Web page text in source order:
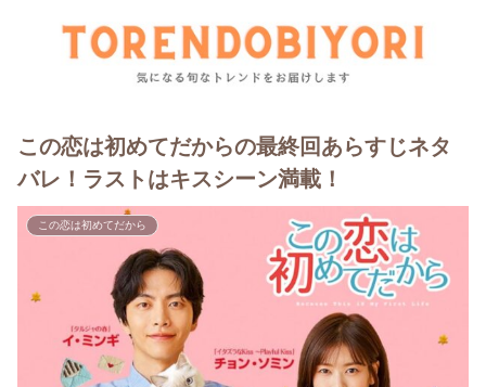
この恋は初めてだからの最終回あらすじネタ
バレ！ラストはキスシーン満載！
この恋は初めてだから